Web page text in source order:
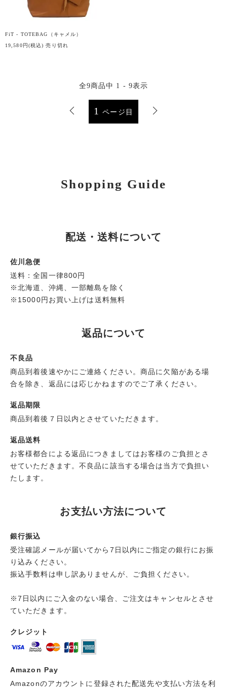
FiT - TOTEBAG（キャメル）
19,580円(税込)売り切れ
全9商品中 1 - 9表示
1ページ目
Shopping Guide
配送・送料について
佐川急便
送料：全国一律800円
※北海道、沖縄、一部離島を除く
※15000円お買い上げは送料無料
返品について
不良品
商品到着後速やかにご連絡ください。商品に欠陥がある場
合を除き、返品には応じかねますのでご了承ください。
返品期限
商品到着後７日以内とさせていただきます。
返品送料
お客様都合による返品につきましてはお客様のご負担とさ
せていただきます。不良品に該当する場合は当方で負担い
たします。
お支払い方法について
銀行振込
受注確認メールが届いてから7日以内にご指定の銀行にお振
り込みください。
振込手数料は申し訳ありませんが、ご負担ください。
※7日以内にご入金のない場合、ご注文はキャンセルとさせ
ていただきます。
クレジット
Amazon Pay
Amazonのアカウントに登録された配送先や支払い方法を利